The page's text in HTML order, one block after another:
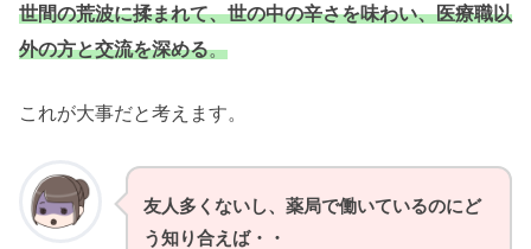
世間の荒波に揉まれて、世の中の辛さを味わい、医療職以
外の方と交流を深める。
これが大事だと考えます。
友人多くないし、薬局で働いているのにど
う知り合えば・・